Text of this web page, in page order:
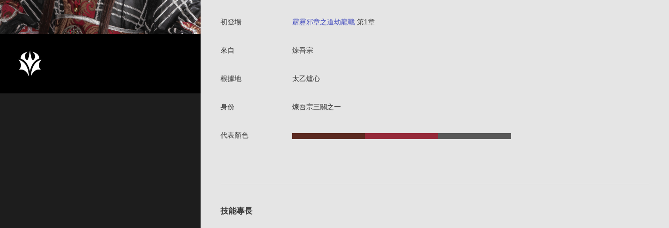
初登場 霹靂邪章之道劫龍戰第1章
來自 煉吾宗
根據地 太乙爐心
身份 煉吾宗三關之一
代表顏色
技能專長